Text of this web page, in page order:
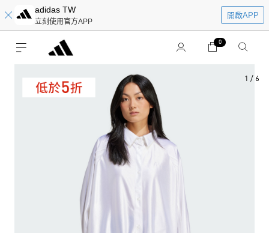
adidas TW
立刻使用官方APP
開啟APP
0
1 / 6